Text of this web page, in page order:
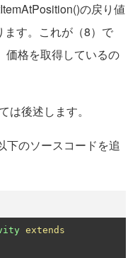
の戻り値
ます。これが（8）で
価格を取得しているの
後述します。
のソースコードを追
extends